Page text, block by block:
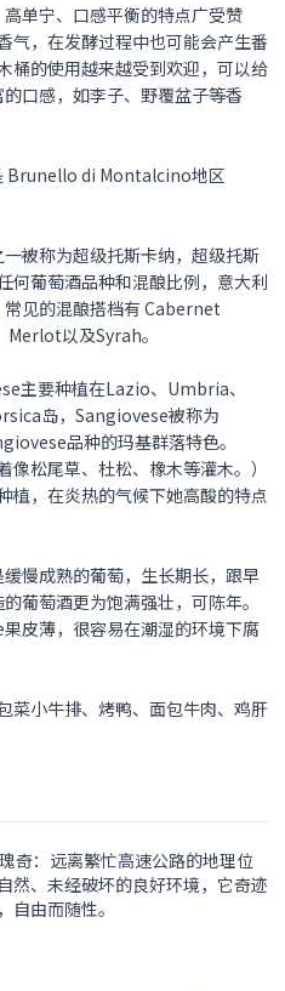
单宁、口感平衡的特点广受赞
气，在发酵过程中也可能会产生番
桶的使用越来越受到欢迎，可以给
口感，如李子、野覆盆子等香
Brunello di Montalcino地区
被称为超级托斯卡纳，超级托斯
何葡萄酒品种和混酿比例，意大利
见的混酿搭档有 Cabernet
以及Syrah。
主要种植在Lazio、Umbria、
岛，Sangiovese被称为
品种的玛基群落特色。
像松尾草、杜松、橡木等灌木。）
植，在炎热的气候下她高酸的特点
慢成熟的葡萄，生长期长，跟早
葡萄酒更为饱满强壮，可陈年。
皮薄，很容易在潮湿的环境下腐
菜小牛排、烤鸭、面包牛肉、鸡肝
奇：远离繁忙高速公路的地理位
然、未经破坏的良好环境，它奇迹
由而随性。